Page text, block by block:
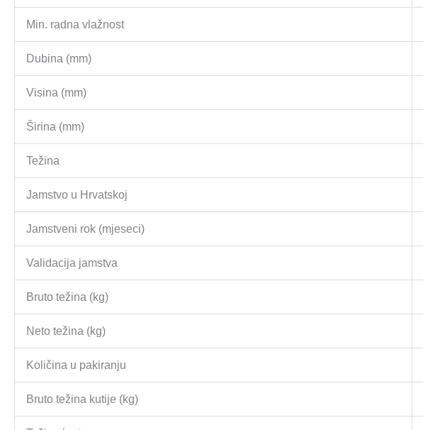
Min. radna vlažnost
Dubina (mm)
Visina (mm)
Širina (mm)
Težina
Jamstvo u Hrvatskoj
Jamstveni rok (mjeseci)
Validacija jamstva
Bruto težina (kg)
Neto težina (kg)
Količina u pakiranju
Bruto težina kutije (kg)